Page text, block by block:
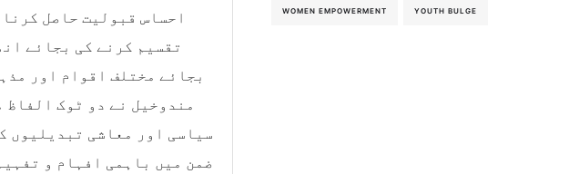
احساس قبولیت حاصل
تقسیم کرنے کی بجائے
بجائے مختلف اقوام اور
مندوخیل نے دو ٹوک
سیاسی اور معاشی تبدیلیوں
ضمن میں باہمی افہام و
WOMEN EMPOWERMENT YOUTH BULGE